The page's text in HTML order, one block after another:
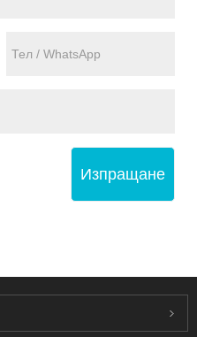
Изпращане